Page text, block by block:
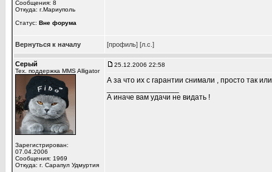
Сообщения: 8
Откуда: г.Мариуполь
Статус: Вне форума
Вернуться к началу [профиль] [л.с.]
Серый
Тех. поддержка MMS Alligator
Зарегистрирован:
07.04.2006
Сообщения: 1969
Откуда: г. Сарапул Удмуртия
25.12.2006 22:58
А за что их с гарантии снимали , просто так
А иначе вам удачи не видать !